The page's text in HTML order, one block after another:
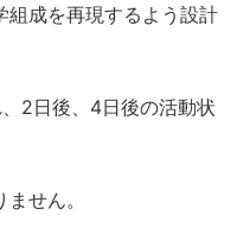
組成を再現するよう設計
2日後、4日後の活動状
せん。